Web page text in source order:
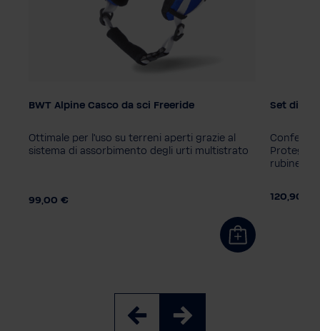
Colore
Taglie uomo
BWT Alpine Casco da sci Freeride
Ottimale per l'uso su terreni aperti grazie al
sistema di assorbimento degli urti multistrato
99,00 €
Set di
Protegge
120,90 €